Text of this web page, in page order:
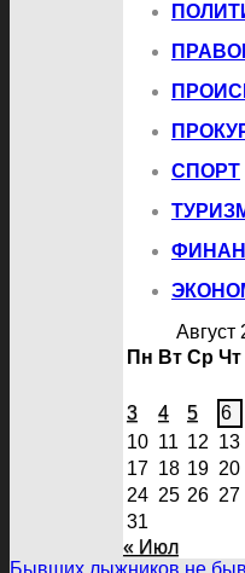
СПОРТ
Август
Пн Вт Ср Чт
3
4 5 6
10 11 12 13
17 18 19 20
24 25 26 27
31
« Июл